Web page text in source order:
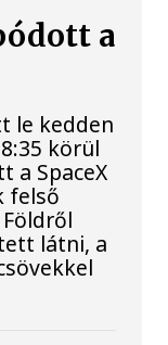
a
le kedden
körül
a SpaceX
felső
látni, a